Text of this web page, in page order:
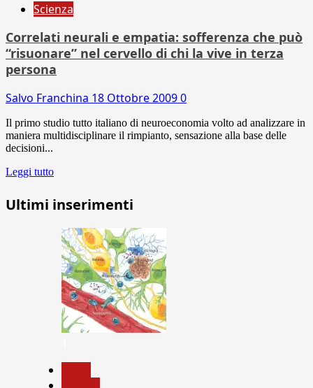
Scienza
Correlati neurali e empatia: sofferenza che può
“risuonare” nel cervello di chi la vive in terza
persona
Salvo Franchina 18 Ottobre 20090
Il primo studio tutto italiano di neuroeconomia volto ad analizzare in
maniera multidisciplinare il rimpianto, sensazione alla base delle
decisioni...
Leggi tutto
Ultimi inserimenti